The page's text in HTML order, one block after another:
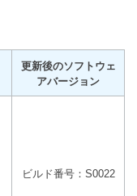
更新後のソフトウェ
アバージョン
ビルド番号：S0022